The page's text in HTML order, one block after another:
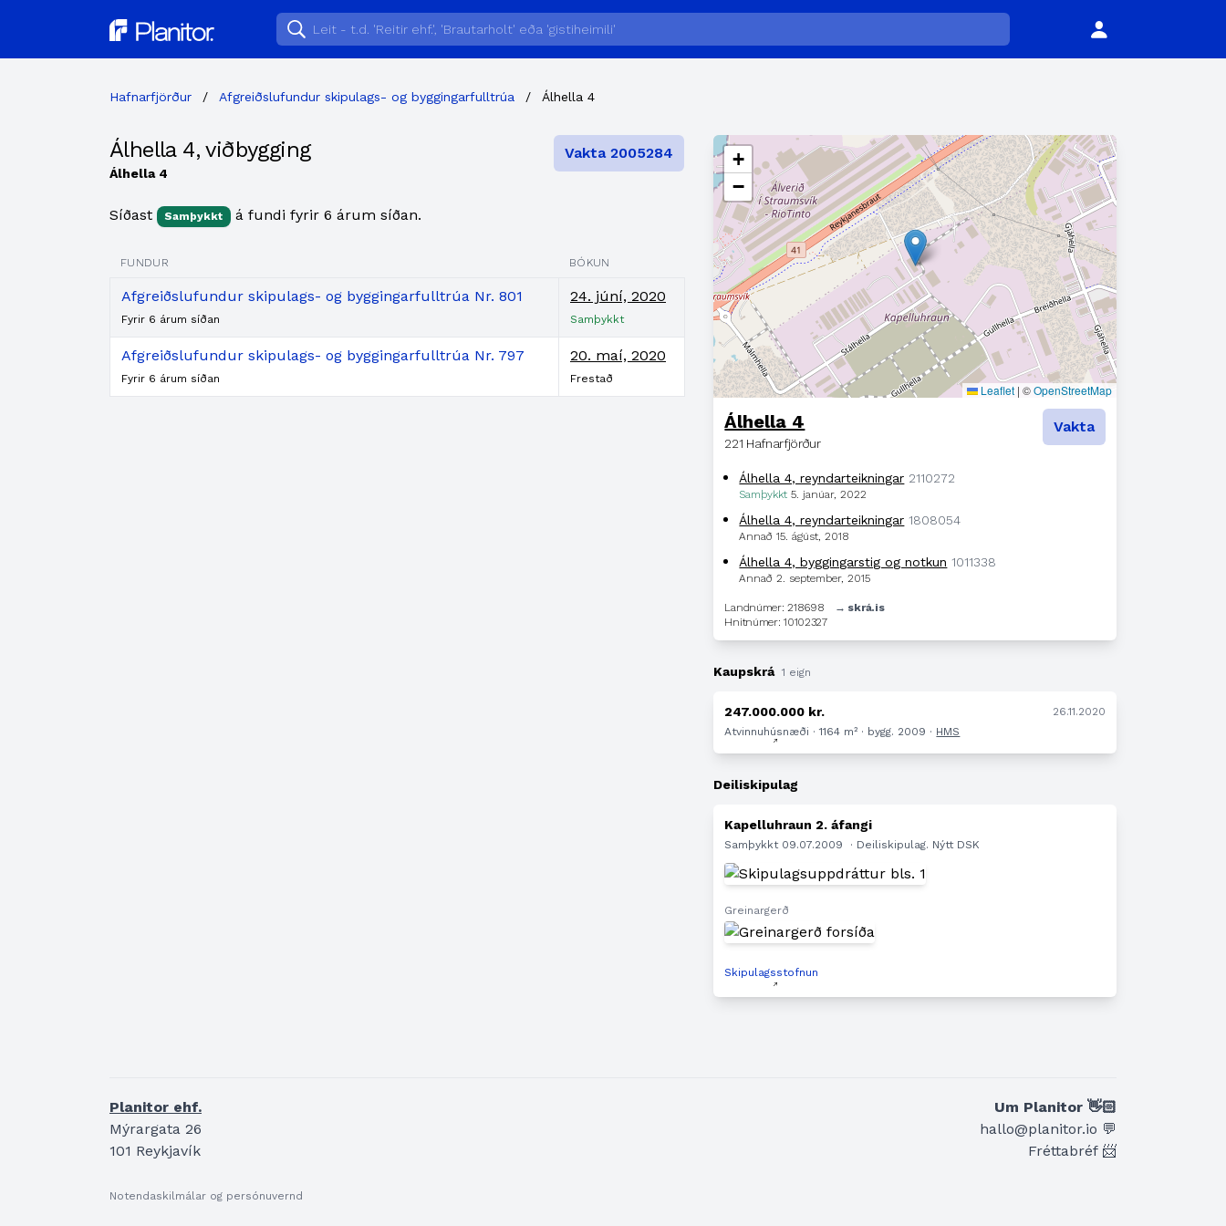
Planitor
Hafnarfjörður / Afgreiðslufundur skipulags- og byggingarfulltrúa / Álhella 4
Álhella 4, viðbygging
Álhella 4
Vakta 2005284
Síðast Samþykkt á fundi fyrir 6 árum síðan.
FUNDUR BÓKUN
Afgreiðslufundur skipulags- og byggingarfulltrúa Nr. 801
Fyrir 6 árum síðan
24. júní, 2020
Samþykkt
Afgreiðslufundur skipulags- og byggingarfulltrúa Nr. 797
Fyrir 6 árum síðan
20. maí, 2020
Frestað
+
−
Leaflet | ©OpenStreetMap
Álhella 4
221 Hafnarfjörður
Vakta
Álhella 4, reyndarteikningar 2110272
Samþykkt5. janúar, 2022
Álhella 4, reyndarteikningar 1808054
Annað15. ágúst, 2018
Álhella 4, byggingarstig og notkun 1011338
Annað2. september, 2015
Landnúmer: 218698
→ skrá.is
Hnitnúmer: 10102327
Kaupskrá 1 eign
247.000.000 kr.
26.11.2020
Atvinnuhúsnæði · 1164 m² · bygg. 2009 · HMS
Deiliskipulag
Kapelluhraun 2. áfangi
Samþykkt 09.07.2009 · Deiliskipulag. Nýtt DSK
Greinargerð
Skipulagsstofnun
Planitor ehf.
Mýrargata 26
101 Reykjavík
Notendaskilmálar og persónuvernd
Um Planitor 👋🏻
hallo@planitor.io 💬
Fréttabréf 📨